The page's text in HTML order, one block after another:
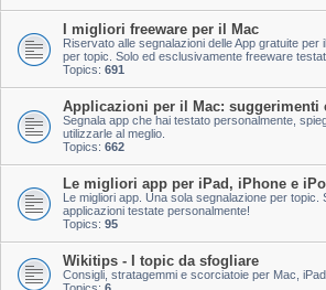
I migliori freeware per il Mac
Riservato alle segnalazioni delle App gratuite per
per topic. Solo ed esclusivamente freeware
Topics: 691
Applicazioni per il Mac: suggerimenti
Segnala app che hai testato personalmente,
utilizzarle al meglio.
Topics: 662
Le migliori app per iPad, iPhone e
Le migliori app. Una sola segnalazione per topic.
applicazioni testate personalmente!
Topics: 95
Wikitips - I topic da sfogliare
Consigli, stratagemmi e scorciatoie per Mac,